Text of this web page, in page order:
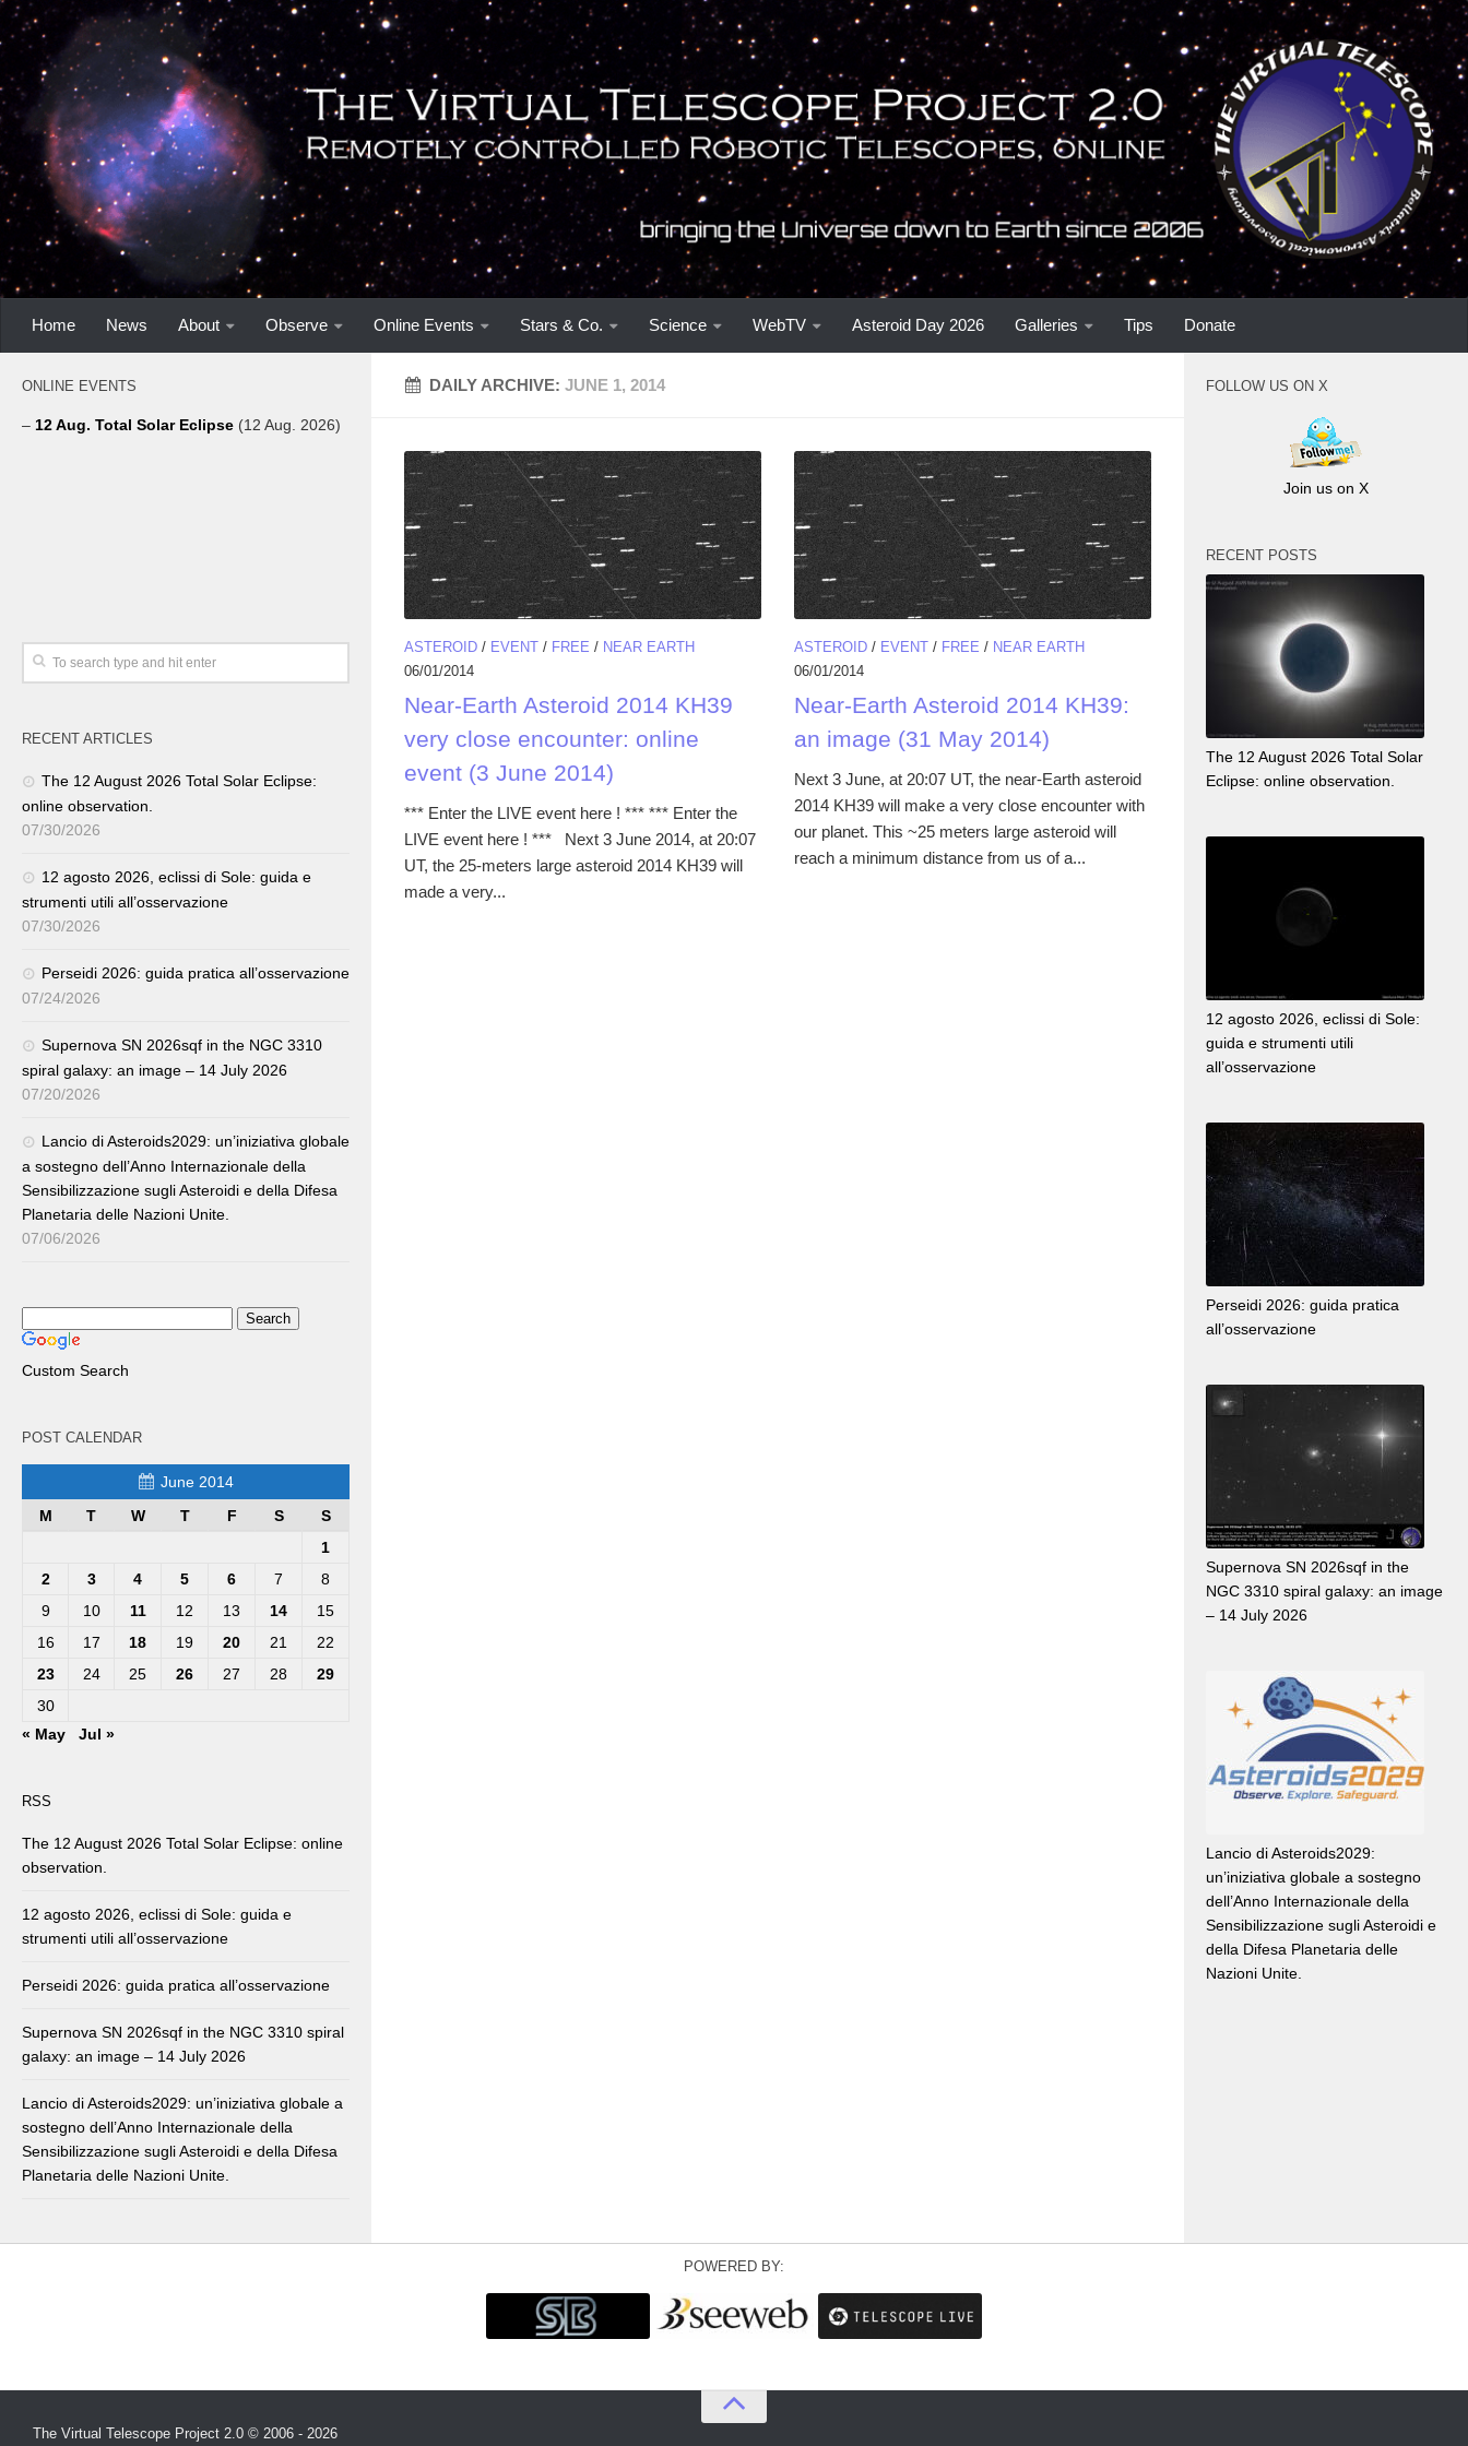
Home News About Observe Online Events Stars & Co. Science WebTV Asteroid Day 2026 Galleries Tips Donate
DAILY ARCHIVE:JUNE 1, 2014
ASTEROID / EVENT / FREE / NEAR EARTH
06/01/2014
Near-Earth Asteroid 2014 KH39
very close encounter: online
event (3 June 2014)
*** Enter the LIVE event here ! *** *** Enter the
LIVE event here ! *** Next 3 June 2014, at 20:07
UT, the 25-meters large asteroid 2014 KH39 will
made a very...
ASTEROID / EVENT / FREE / NEAR EARTH
06/01/2014
Near-Earth Asteroid 2014 KH39:
an image (31 May 2014)
Next 3 June, at 20:07 UT, the near-Earth asteroid
2014 KH39 will make a very close encounter with
our planet. This ~25 meters large asteroid will
reach a minimum distance from us of a...
ONLINE EVENTS
– 12 Aug. Total Solar Eclipse (12 Aug. 2026)
RECENT ARTICLES
The 12 August 2026 Total Solar Eclipse:
online observation.
07/30/2026
12 agosto 2026, eclissi di Sole: guida e
strumenti utili all’osservazione
07/30/2026
Perseidi 2026: guida pratica all’osservazione
07/24/2026
Supernova SN 2026sqf in the NGC 3310
spiral galaxy: an image – 14 July 2026
07/20/2026
Lancio di Asteroids2029: un’iniziativa globale
a sostegno dell’Anno Internazionale della
Sensibilizzazione sugli Asteroidi e della Difesa
Planetaria delle Nazioni Unite.
07/06/2026
Custom Search
POST CALENDAR
June 2014
M
T W T F S
S
1
2
3 4 5 6 7
8
9
10 11 12 13 14
15
16
17 18 19 20 21
22
23
24 25 26 27 28
29
30
« May
Jul »
RSS
The 12 August 2026 Total Solar Eclipse: online
observation.
12 agosto 2026, eclissi di Sole: guida e
strumenti utili all’osservazione
Perseidi 2026: guida pratica all’osservazione
Supernova SN 2026sqf in the NGC 3310 spiral
galaxy: an image – 14 July 2026
Lancio di Asteroids2029: un’iniziativa globale a
sostegno dell’Anno Internazionale della
Sensibilizzazione sugli Asteroidi e della Difesa
Planetaria delle Nazioni Unite.
FOLLOW US ON X
Join us on X
RECENT POSTS
The 12 August 2026 Total Solar
Eclipse: online observation.
12 agosto 2026, eclissi di Sole:
guida e strumenti utili
all’osservazione
Perseidi 2026: guida pratica
all’osservazione
Supernova SN 2026sqf in the
NGC 3310 spiral galaxy: an image
– 14 July 2026
Lancio di Asteroids2029:
un’iniziativa globale a sostegno
dell’Anno Internazionale della
Sensibilizzazione sugli Asteroidi e
della Difesa Planetaria delle
Nazioni Unite.
POWERED BY:
The Virtual Telescope Project 2.0 © 2006 - 2026